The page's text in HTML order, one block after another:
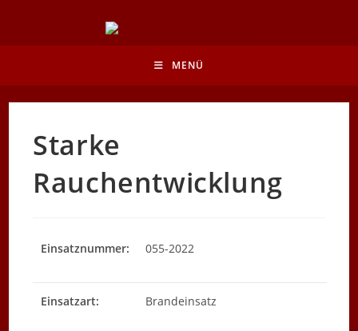
springen
MENÜ
Starke
Rauchentwicklung
Einsatznummer: 055-2022
Einsatzart: Brandeinsatz